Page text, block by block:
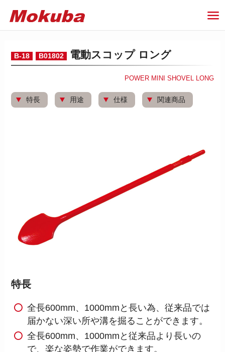
B-18 B01802 電動スコップ ロング
POWER MINI SHOVEL LONG
特長 用途 仕様 関連商品
特長
全長600mm、1000mmと長い為、従来品では
届かない深い所や溝を掘ることができます。
全長600mm、1000mmと従来品より長いの
で、楽な姿勢で作業ができます。